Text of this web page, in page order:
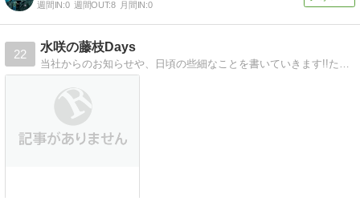
週間IN:0 週間OUT:8 月間IN:0
22
水咲の藤枝Days